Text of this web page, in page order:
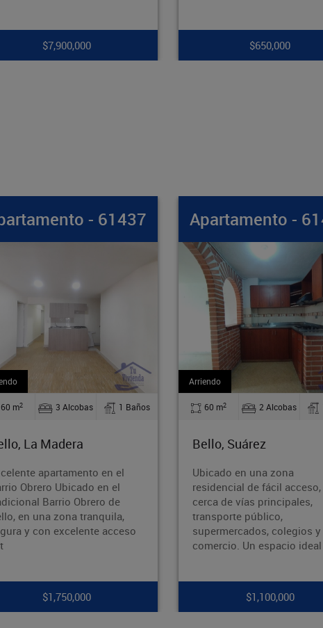
$650,000 $265,000,000
Apartamento - 61436
Arriendo
60 m 2 Alcobas 1 Baños
Bello, Suárez
Ubicado en una zona
residencial de fácil acceso,
cerca de vías principales,
transporte público,
supermercados, colegios y
$1,100,000
Apartamento -
Arriendo
110 m 2 2 Alcobas
Bello, Barrio Nuevo
¡Oportunidad en Barrio
Bello!¿Buscas un
amplio, bien ubicado y
potencial? ¡Esta es tu
oportunidad! Área: 110
Ubicación: Ba
$1,700,000